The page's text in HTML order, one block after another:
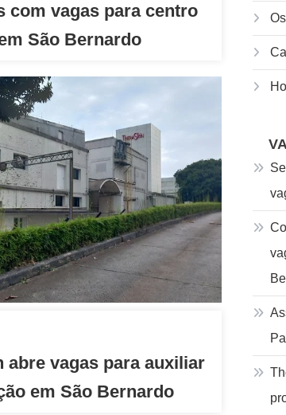
com vagas para centro
São Bernardo
abre vagas para auxiliar
em São Bernardo